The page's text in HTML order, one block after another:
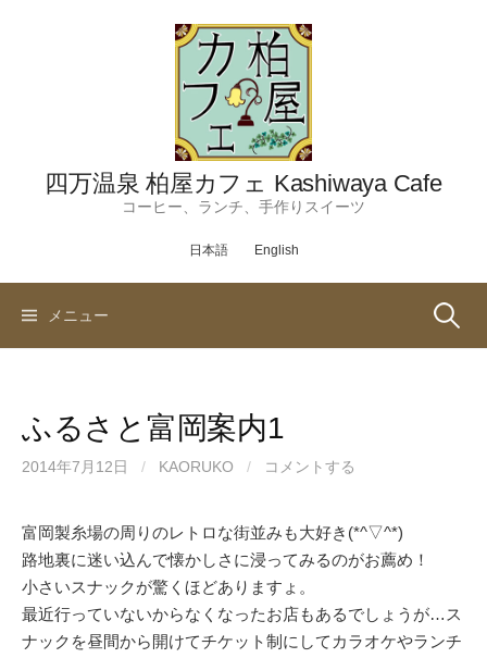
四万温泉 柏屋カフェ Kashiwaya Cafe
コーヒー、ランチ、手作りスイーツ
日本語 English
メニュー 検
ふるさと富岡案内1
2014年7月12日 / KAORUKO / コメントする
富岡製糸場の周りのレトロな街並みも大好き(*^▽^*)
路地裏に迷い込んで懐かしさに浸ってみるのがお薦め！
小さいスナックが驚くほどありますょ。
最近行っていないからなくなったお店もあるでしょうが…ス
ナックを昼間から開けてチケット制にしてカラオケやランチ